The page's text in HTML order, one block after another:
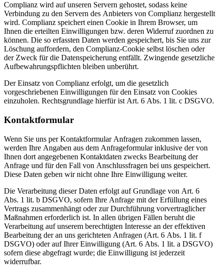
Complianz wird auf unseren Servern gehostet, sodass keine
Verbindung zu den Servern des Anbieters von Complianz hergestellt
wird. Complianz speichert einen Cookie in Ihrem Browser, um
Ihnen die erteilten Einwilligungen bzw. deren Widerruf zuordnen zu
können. Die so erfassten Daten werden gespeichert, bis Sie uns zur
Löschung auffordern, den Complianz-Cookie selbst löschen oder
der Zweck für die Datenspeicherung entfällt. Zwingende gesetzliche
Aufbewahrungspflichten bleiben unberührt.
Der Einsatz von Complianz erfolgt, um die gesetzlich
vorgeschriebenen Einwilligungen für den Einsatz von Cookies
einzuholen. Rechtsgrundlage hierfür ist Art. 6 Abs. 1 lit. c DSGVO.
Kontaktformular
Wenn Sie uns per Kontaktformular Anfragen zukommen lassen,
werden Ihre Angaben aus dem Anfrageformular inklusive der von
Ihnen dort angegebenen Kontaktdaten zwecks Bearbeitung der
Anfrage und für den Fall von Anschlussfragen bei uns gespeichert.
Diese Daten geben wir nicht ohne Ihre Einwilligung weiter.
Die Verarbeitung dieser Daten erfolgt auf Grundlage von Art. 6
Abs. 1 lit. b DSGVO, sofern Ihre Anfrage mit der Erfüllung eines
Vertrags zusammenhängt oder zur Durchführung vorvertraglicher
Maßnahmen erforderlich ist. In allen übrigen Fällen beruht die
Verarbeitung auf unserem berechtigten Interesse an der effektiven
Bearbeitung der an uns gerichteten Anfragen (Art. 6 Abs. 1 lit. f
DSGVO) oder auf Ihrer Einwilligung (Art. 6 Abs. 1 lit. a DSGVO)
sofern diese abgefragt wurde; die Einwilligung ist jederzeit
widerrufbar.